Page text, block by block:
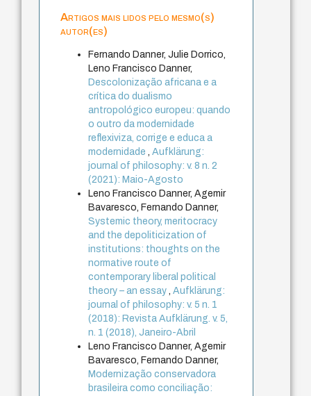
Artigos mais lidos pelo mesmo(s)
autor(es)
Fernando Danner, Julie Dorrico,
Leno Francisco Danner,
Descolonização africana e a
crítica do dualismo
antropológico europeu: quando
o outro da modernidade
reflexiviza, corrige e educa a
modernidade,Aufklärung:
journal of philosophy: v. 8 n. 2
(2021): Maio-Agosto
Leno Francisco Danner, Agemir
Bavaresco, Fernando Danner,
Systemic theory, meritocracy
and the depoliticization of
institutions: thoughts on the
normative route of
contemporary liberal political
theory – an essay,Aufklärung:
journal of philosophy: v. 5 n. 1
(2018): Revista Aufklärung. v. 5,
n. 1 (2018), Janeiro-Abril
Leno Francisco Danner, Agemir
Bavaresco, Fernando Danner,
Modernização conservadora
brasileira como conciliação: